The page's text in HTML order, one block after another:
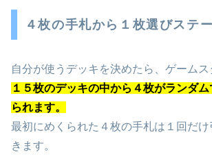
４枚の手札から１枚選びステ
自分が使うデッキを決めたら、ゲームス
１５枚のデッキの中から４枚がランダム
られます。
最初にめくられた４枚の手札は１回だ
きます。